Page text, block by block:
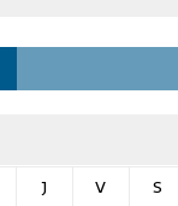
J V
S